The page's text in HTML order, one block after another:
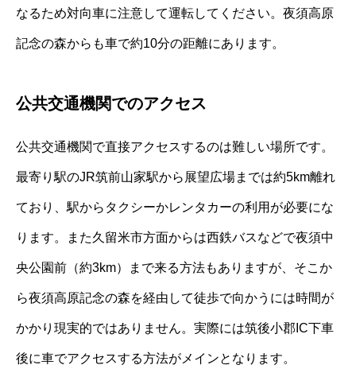
なるため対向車に注意して運転してください。夜須高原
記念の森からも車で約10分の距離にあります。
公共交通機関でのアクセス
公共交通機関で直接アクセスするのは難しい場所です。
最寄り駅のJR筑前山家駅から展望広場までは約5km離れ
ており、駅からタクシーかレンタカーの利用が必要にな
ります。また久留米市方面からは西鉄バスなどで夜須中
央公園前（約3km）まで来る方法もありますが、そこか
ら夜須高原記念の森を経由して徒歩で向かうには時間が
かかり現実的ではありません。実際には筑後小郡IC下車
後に車でアクセスする方法がメインとなります。